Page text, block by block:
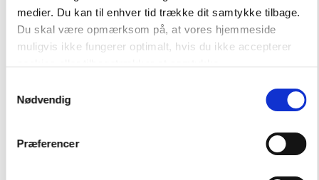
medier. Du kan til enhver tid trække dit samtykke tilbage.
Du skal være opmærksom på, at vores hjemmeside
muligvis ikke fungerer optimalt, hvis du ikke accepterer
Nødvendig
Præferencer
Hent flere